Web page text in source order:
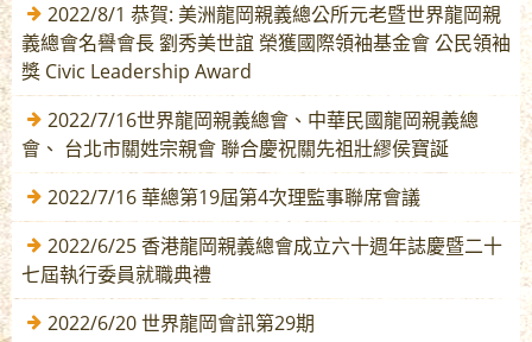
2022/8/1 恭賀: 美洲龍岡親義總公所元老暨世界龍岡親
義總會名譽會長 劉秀美世誼 榮獲國際領袖基金會 公民領袖
獎 Civic Leadership Award
2022/7/16世界龍岡親義總會、中華民國龍岡親義總
會、 台北市關姓宗親會 聯合慶祝關先祖壯繆侯寶誕
2022/7/16 華總第19屆第4次理監事聯席會議
2022/6/25 香港龍岡親義總會成立六十週年誌慶暨二十
七屆執行委員就職典禮
2022/6/20 世界龍岡會訊第29期